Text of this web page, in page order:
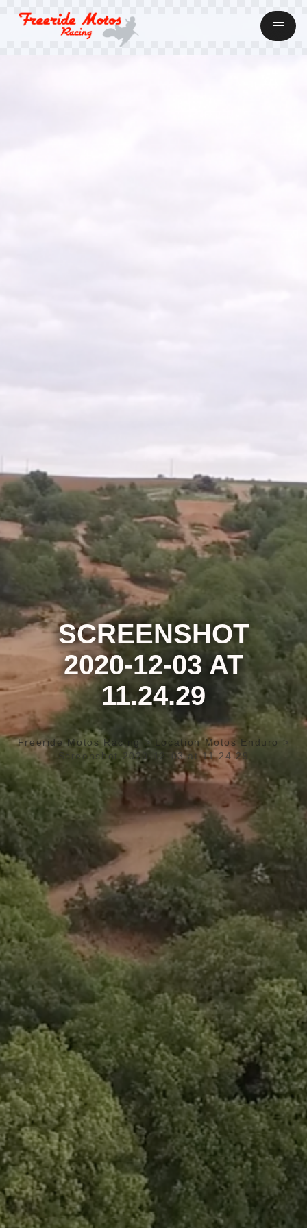
SCREENSHOT
2020-12-03 AT
11.24.29
Freeride Motos Racing> Location Motos Enduro
Screenshot 2020-12-03 at 11.24.29